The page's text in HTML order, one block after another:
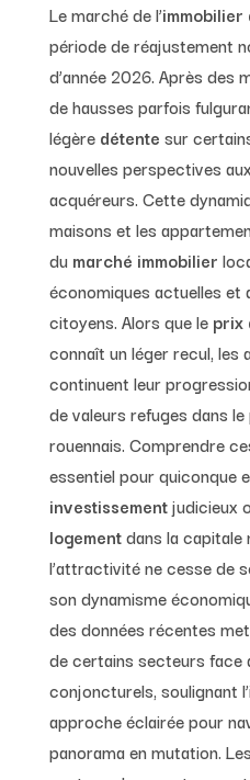
Le marché de l’immobilier
période de réajustement
d’année 2026. Après des
de hausses parfois
légère détente sur
nouvelles perspectives
acquéreurs. Cette
maisons et les
du marché immobilier
économiques actuelles et
citoyens. Alors que le prix
connaît un léger recul, les
continuent leur
de valeurs refuges dans
rouennais. Comprendre
essentiel pour quiconque
investissementjudicieux
logementdans la capitale
l’attractivité ne cesse de
son dynamisme
des données récentes
de certains secteurs face
conjoncturels, soulignant
approche éclairée pour
panorama en mutation.